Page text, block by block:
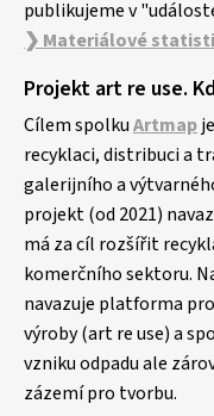
publikujeme v
❯ Materiálové
Projekt art re use.
Cílem spolkuArtmap
recyklaci, distribuci a
galerijního a
projekt (od 2021)
má za cíl rozšířit
komerčního sektoru.
navazuje platforma
výroby (art re use) a
vzniku odpadu ale
zázemí pro tvorbu.